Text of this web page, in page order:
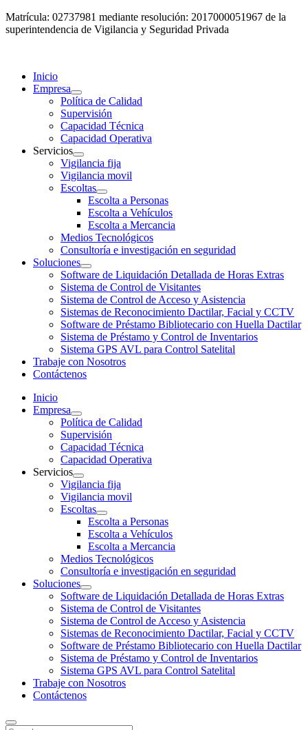
Matrícula: 02737981 mediante resolución: 2017000051967 de la
superintendencia de Vigilancia y Seguridad Privada
Inicio
Empresa
Política de Calidad
Supervisión
Capacidad Técnica
Capacidad Operativa
Servicios
Vigilancia fija
Vigilancia movil
Escoltas
Escolta a Personas
Escolta a Vehículos
Escolta a Mercancia
Medios Tecnológicos
Consultoría e investigación en seguridad
Soluciones
Software de Liquidación Detallada de Horas Extras
Sistema de Control de Visitantes
Sistema de Control de Acceso y Asistencia
Sistemas de Reconocimiento Dactilar, Facial y CCTV
Software de Préstamo Bibliotecario con Huella Dactilar
Sistema de Préstamo y Control de Inventarios
Sistema GPS AVL para Control Satelital
Trabaje con Nosotros
Contáctenos
Inicio
Empresa
Política de Calidad
Supervisión
Capacidad Técnica
Capacidad Operativa
Servicios
Vigilancia fija
Vigilancia movil
Escoltas
Escolta a Personas
Escolta a Vehículos
Escolta a Mercancia
Medios Tecnológicos
Consultoría e investigación en seguridad
Soluciones
Software de Liquidación Detallada de Horas Extras
Sistema de Control de Visitantes
Sistema de Control de Acceso y Asistencia
Sistemas de Reconocimiento Dactilar, Facial y CCTV
Software de Préstamo Bibliotecario con Huella Dactilar
Sistema de Préstamo y Control de Inventarios
Sistema GPS AVL para Control Satelital
Trabaje con Nosotros
Contáctenos